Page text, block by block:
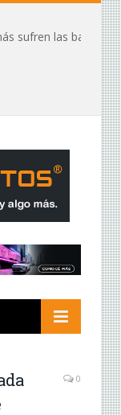
sufren las baterías?
0